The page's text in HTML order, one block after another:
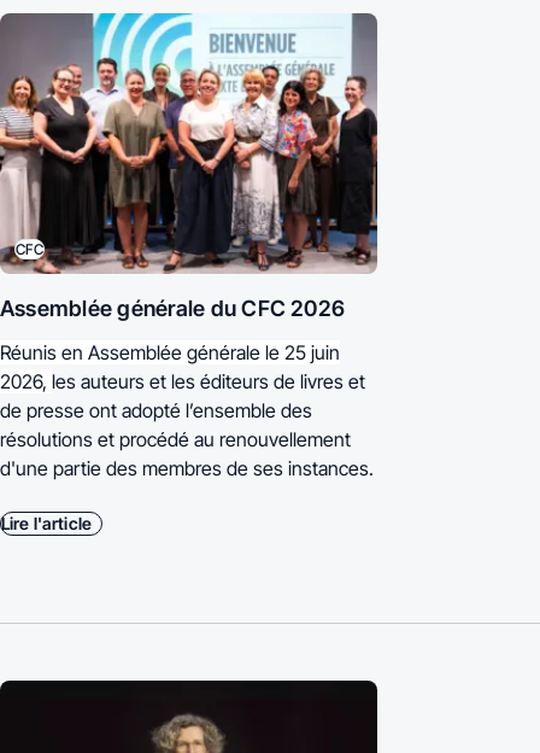
CFC
Assemblée générale du CFC 2026
Réunis en Assemblée générale le 25 juin
2026, les auteurs et les éditeurs de livres et
de presse ont adopté l’ensemble des
résolutions et procédé au renouvellement
d'une partie des membres de ses instances.
Lire l'article